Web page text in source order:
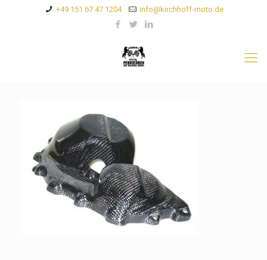
+49 151 67 47 1204 info@kirchhoff-moto.de